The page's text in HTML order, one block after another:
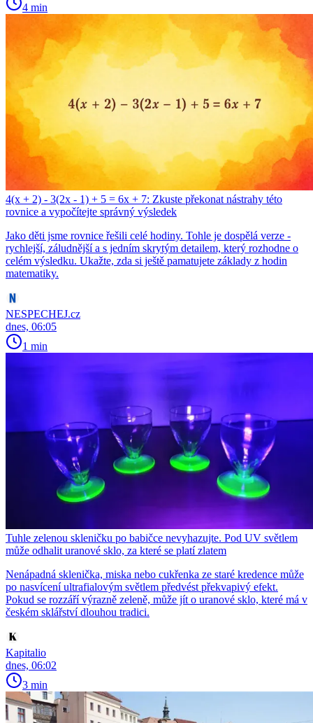
4 min
4(x + 2) - 3(2x - 1) + 5 = 6x + 7: Zkuste překonat nástrahy této
rovnice a vypočítejte správný výsledek
Jako děti jsme rovnice řešili celé hodiny. Tohle je dospělá verze -
rychlejší, záludnější a s jedním skrytým detailem, který rozhodne o
celém výsledku. Ukažte, zda si ještě pamatujete základy z hodin
matematiky.
NESPECHEJ.cz
dnes, 06:05
1 min
Tuhle zelenou skleničku po babičce nevyhazujte. Pod UV světlem
může odhalit uranové sklo, za které se platí zlatem
Nenápadná sklenička, miska nebo cukřenka ze staré kredence může
po nasvícení ultrafialovým světlem předvést překvapivý efekt.
Pokud se rozzáří výrazně zeleně, může jít o uranové sklo, které má v
českém sklářství dlouhou tradici.
Kapitalio
dnes, 06:02
3 min